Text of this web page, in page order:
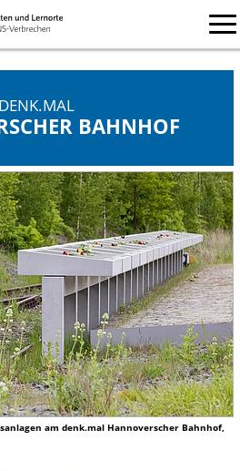
DENK.MAL
BAHNHOF
am denk.mal Hannoverscher Bahnhof,